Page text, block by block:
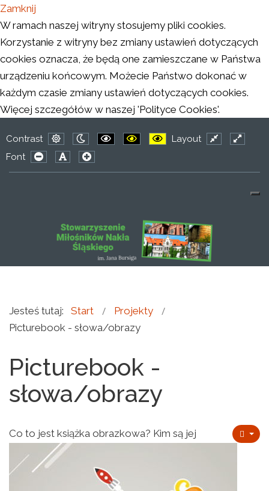
Zamknij
W ramach naszej witryny stosujemy pliki cookies.
Korzystanie z witryny bez zmiany ustawień dotyczących
cookies oznacza, że będą one zamieszczane w Państwa
urządzeniu końcowym. Możecie Państwo dokonać w
każdym czasie zmiany ustawień dotyczących cookies.
Więcej szczegółów w naszej 'Polityce Cookies'.
Contrast
Default
mode
Night
mode
Layout
Font
Jesteś tutaj: Start
Projekty
Picturebook - słowa/obrazy
Picturebook -
słowa/obrazy
Co to jest książka obrazkowa? Kim są jej